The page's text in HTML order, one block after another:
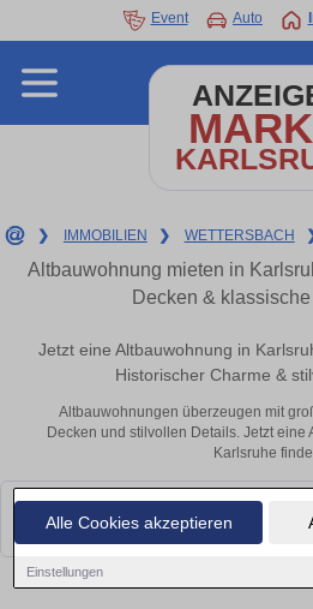
Alle Cookies akzeptieren
Einstellungen
Event Auto
❯ IMMOBILIEN ❯ WETTERSBACH
Altbauwohnung mieten in
Decken &
Jetzt eine Altbauwohnung in
Historischer Charme &
Altbauwohnungen überzeugen mit
Decken und stilvollen Details. Jetzt eine
Karlsruhe
Leider konnten wir derzeit keine
bald wieder vorbei!